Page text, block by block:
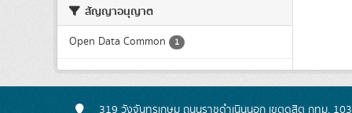
สัญญาอนุญาต
Open Data Common 1
319 วังจันทรเกษม ถนนราชดำเนินนอก เขตดุสิต กทม.